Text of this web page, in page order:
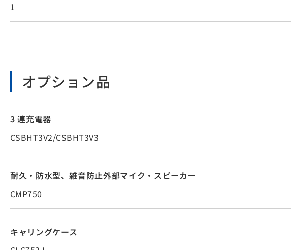
1
オプション品
3 連充電器
CSBHT3V2/CSBHT3V3
耐久・防水型、雑音防止外部マイク・スピーカー
CMP750
キャリングケース